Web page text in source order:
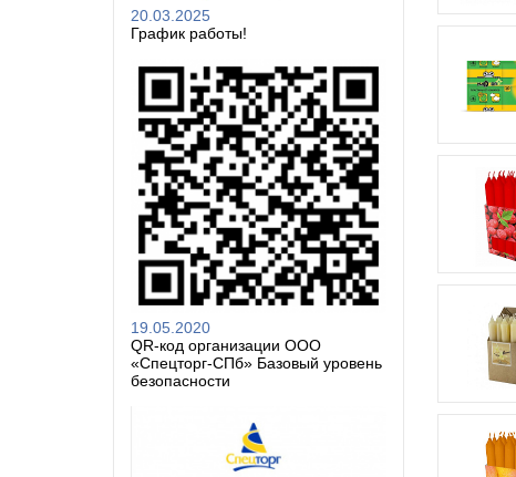
20.03.2025
График работы!
19.05.2020
QR-код организации ООО
«Спецторг-СПб» Базовый уровень
безопасности